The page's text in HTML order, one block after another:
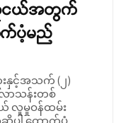
သူငယ်အတွက်
က်ပံ့မည်
နှင့်အသက် (၂)
လာသန်းတစ်
ယ် လူမှုဝန်ထမ်း